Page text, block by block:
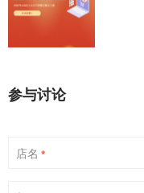
参与讨论
店名 *